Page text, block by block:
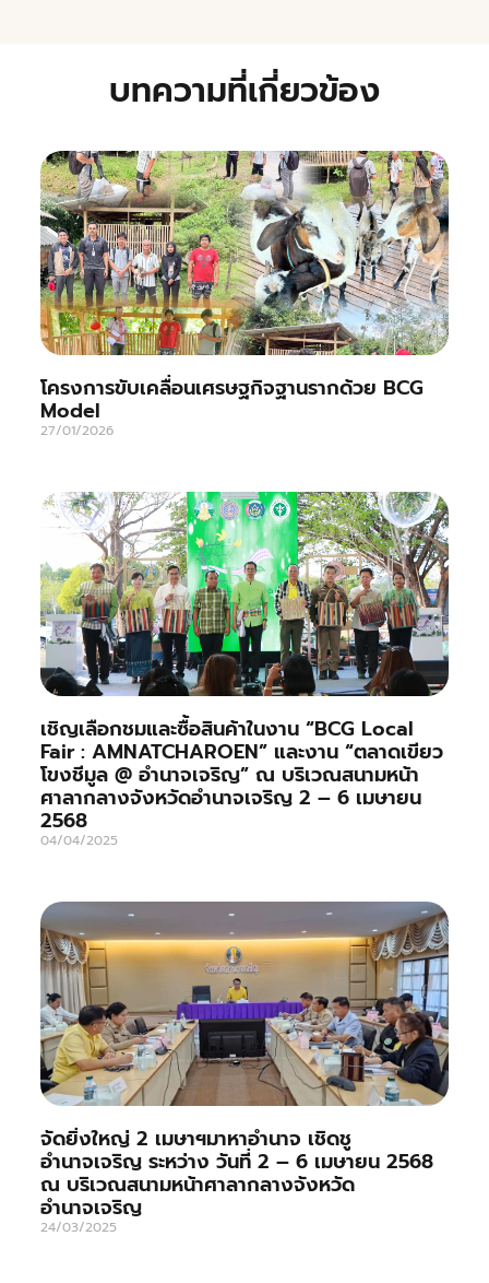
บทความที่เกี่ยวข้อง
โครงการขับเคลื่อนเศรษฐกิจฐานรากด้วย BCG
Model
27/01/2026
เชิญเลือกชมและซื้อสินค้าในงาน “BCG Local
Fair : AMNATCHAROEN” และงาน “ตลาดเขียว
โขงชีมูล @ อำนาจเจริญ” ณ บริเวณสนามหน้า
ศาลากลางจังหวัดอำนาจเจริญ 2 – 6 เมษายน
2568
04/04/2025
จัดยิ่งใหญ่ 2 เมษาฯมาหาอำนาจ เชิดชู
อำนาจเจริญ ระหว่าง วันที่ 2 – 6 เมษายน 2568
ณ บริเวณสนามหน้าศาลากลางจังหวัด
อำนาจเจริญ
24/03/2025